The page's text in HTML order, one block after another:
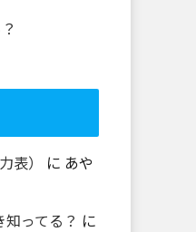
表） に あや
知ってる？
に